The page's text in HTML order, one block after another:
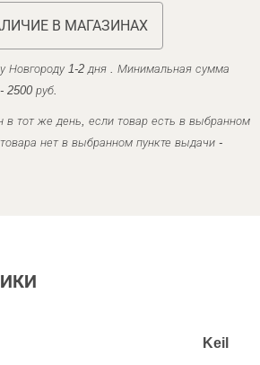
В МАГАЗИНАХ
Новгороду 1-2 дня . Минимальная сумма
2500 руб.
тот же день, если товар есть в выбранном
нет в выбранном пункте выдачи -
Keil